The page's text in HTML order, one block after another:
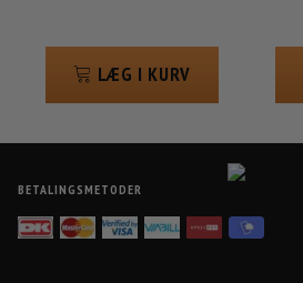
LÆG I KURV
BETALINGSMETODER